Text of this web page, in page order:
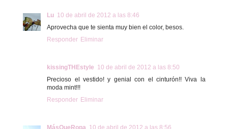
Lu 10 de abril de 2012 a las 8:46
Aprovecha que te sienta muy bien el color, besos.
Responder Eliminar
kissingTHEstyle 10 de abril de 2012 a las 8:50
Precioso el vestido! y genial con el cinturón!! Viva la
moda mint!!!
Responder Eliminar